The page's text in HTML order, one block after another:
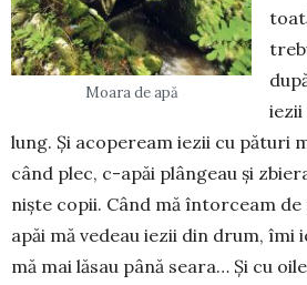
Moara de apă
iezii
lung. Și acopeream iezii cu pături
când plec, c-apăi plângeau și
niște copii. Când mă întorceam de
apăi mă vedeau iezii din drum, îmi
mă mai lăsau până seara… Și cu